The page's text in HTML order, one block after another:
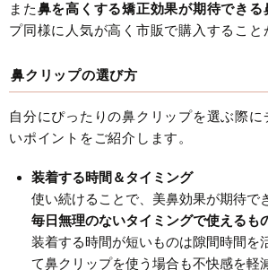
また鼻を高くする矯正効果が期待できる
プ同様に人気が高く市販で購入すること
鼻クリップの選び方
自分にぴったりの鼻クリップを選ぶ際に
いポイントをご紹介します。
装着する時間＆タイミング
使い続けることで、美鼻効果が期待で
毎日無理のないタイミングで使えるも
装着する時間が短いものは隙間時間を
て鼻クリップを使う場合も不快感を軽